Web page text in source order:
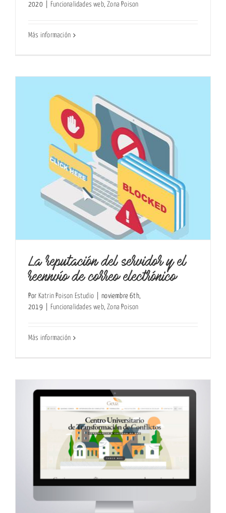
2020
Funcionalidades web,Zona Poison
Más información
La reputación del servidor y el
reennvío de correo electrónico
Por Katrin Poison Estudio
noviembre 6th,
2019
Funcionalidades web,Zona Poison
Más información